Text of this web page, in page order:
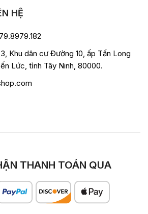
HỆ
Khu dân cư Đường 10, ấp Tấn Long
Lức, tỉnh Tây Ninh, 80000.
THANH TOÁN QUA